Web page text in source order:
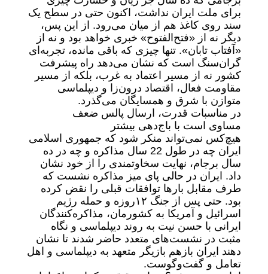
برای ملت ایران نداشت، اکنون حتی در سطح یک
سند روی کاغذ هم از میان می‌رود. از این پس،
دیگر نه از «فتح‌الفتوح» خبری خواهد بود و نه از
«آفتاب تابان». تنها چیزی که باقی مانده، تجربه‌ای
گران‌سنگ است که نشان می‌دهد راه پیشرفت
کشور نه از مسیر اعتماد به غرب، بلکه از مسیر
مقاومت فعال، اقتصاد درون‌زا و دیپلماسی
متوازن با شرق و همسایگان می‌گذرد.
در مناسبات قدرت، ارسال پالس ضعف
مساوی است با باج‌دهی بیشتر
هیچ‌کس نمی‌تواند منکر شود که جمهوری اسلامی
ایران چه در طول 22 سال مذاکره و چه در ده
سال برجام، نهایت سخاوتمندی را از خود نشان
داد. ایران در حالی پای میز مذاکره نشست که
طرف مقابل بارها توافقات قبلی را نقض کرده
بود. حتی پس از جنگ ۱۲روزه و حمله رژیم
اسرائیل و آمریکا به کشورمان، مذاکره‌کنندگان
ایرانی با حسن نیت به روند دیپلماسی و نگاه
مثبت در نشست‌های متعدد حاضر شدند تا نشان
دهند ایران بازهم بازیگر متعهد به دیپلماسی و اهل
تعامل و گفت‌وگوست.